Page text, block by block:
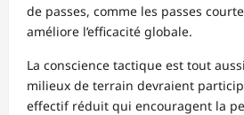
de passes, comme les passes
améliore l’efficacité globale.
La conscience tactique est tout
milieux de terrain devraient
effectif réduit qui encouragent la